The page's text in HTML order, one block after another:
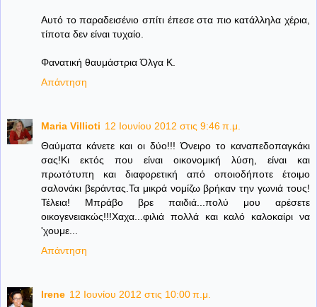
Αυτό το παραδεισένιο σπίτι έπεσε στα πιο κατάλληλα χέρια,
τίποτα δεν είναι τυχαίο.
Φανατική θαυμάστρια Όλγα Κ.
Απάντηση
Maria Villioti 12 Ιουνίου 2012 στις 9:46 π.μ.
Θαύματα κάνετε και οι δύο!!! Όνειρο το καναπεδοπαγκάκι
σας!Κι εκτός που είναι οικονομική λύση, είναι και
πρωτότυπη και διαφορετική από οποιοδήποτε έτοιμο
σαλονάκι βεράντας.Τα μικρά νομίζω βρήκαν την γωνιά τους!
Τέλεια! Μπράβο βρε παιδιά...πολύ μου αρέσετε
οικογενειακώς!!!Χαχα...φιλιά πολλά και καλό καλοκαίρι να
'χουμε...
Απάντηση
Irene 12 Ιουνίου 2012 στις 10:00 π.μ.